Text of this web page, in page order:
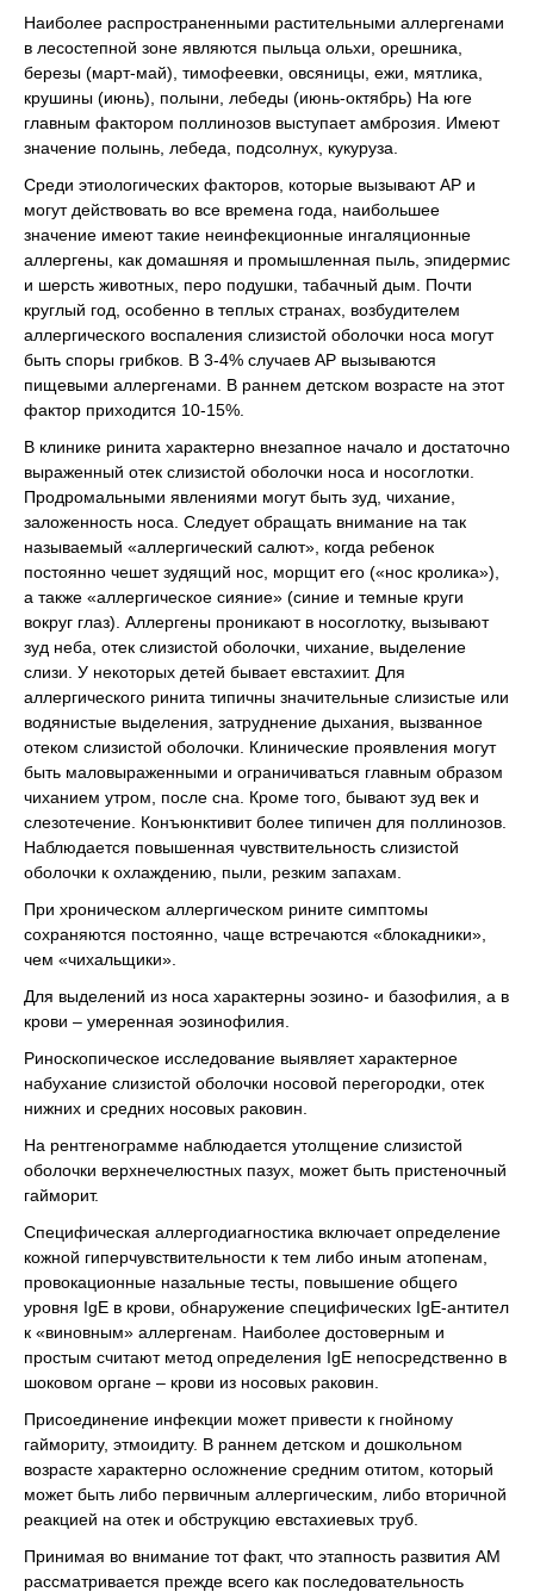
Наиболее распространенными растительными аллергенами
в лесостепной зоне являются пыльца ольхи, орешника,
березы (март-май), тимофеевки, овсяницы, ежи, мятлика,
крушины (июнь), полыни, лебеды (июнь-октябрь) На юге
главным фактором поллинозов выступает амброзия. Имеют
значение полынь, лебеда, подсолнух, кукуруза.
Среди этиологических факторов, которые вызывают АР и
могут действовать во все времена года, наибольшее
значение имеют такие неинфекционные ингаляционные
аллергены, как домашняя и промышленная пыль, эпидермис
и шерсть животных, перо подушки, табачный дым. Почти
круглый год, особенно в теплых странах, возбудителем
аллергического воспаления слизистой оболочки носа могут
быть споры грибков. В 3-4% случаев АР вызываются
пищевыми аллергенами. В раннем детском возрасте на этот
фактор приходится 10-15%.
В клинике ринита характерно внезапное начало и достаточно
выраженный отек слизистой оболочки носа и носоглотки.
Продромальными явлениями могут быть зуд, чихание,
заложенность носа. Следует обращать внимание на так
называемый «аллергический салют», когда ребенок
постоянно чешет зудящий нос, морщит его («нос кролика»),
а также «аллергическое сияние» (синие и темные круги
вокруг глаз). Аллергены проникают в носоглотку, вызывают
зуд неба, отек слизистой оболочки, чихание, выделение
слизи. У некоторых детей бывает евстахиит. Для
аллергического ринита типичны значительные слизистые или
водянистые выделения, затруднение дыхания, вызванное
отеком слизистой оболочки. Клинические проявления могут
быть маловыраженными и ограничиваться главным образом
чиханием утром, после сна. Кроме того, бывают зуд век и
слезотечение. Конъюнктивит более типичен для поллинозов.
Наблюдается повышенная чувствительность слизистой
оболочки к охлаждению, пыли, резким запахам.
При хроническом аллергическом рините симптомы
сохраняются постоянно, чаще встречаются «блокадники»,
чем «чихальщики».
Для выделений из носа характерны эозино- и базофилия, а в
крови – умеренная эозинофилия.
Риноскопическое исследование выявляет характерное
набухание слизистой оболочки носовой перегородки, отек
нижних и средних носовых раковин.
На рентгенограмме наблюдается утолщение слизистой
оболочки верхнечелюстных пазух, может быть пристеночный
гайморит.
Специфическая аллергодиагностика включает определение
кожной гиперчувствительности к тем либо иным атопенам,
провокационные назальные тесты, повышение общего
уровня ІgЕ в крови, обнаружение специфических ІgЕ-антител
к «виновным» аллергенам. Наиболее достоверным и
простым считают метод определения ІgЕ непосредственно в
шоковом органе – крови из носовых раковин.
Присоединение инфекции может привести к гнойному
гаймориту, этмоидиту. В раннем детском и дошкольном
возрасте характерно осложнение средним отитом, который
может быть либо первичным аллергическим, либо вторичной
реакцией на отек и обструкцию евстахиевых труб.
Принимая во внимание тот факт, что этапность развития АМ
рассматривается прежде всего как последовательность